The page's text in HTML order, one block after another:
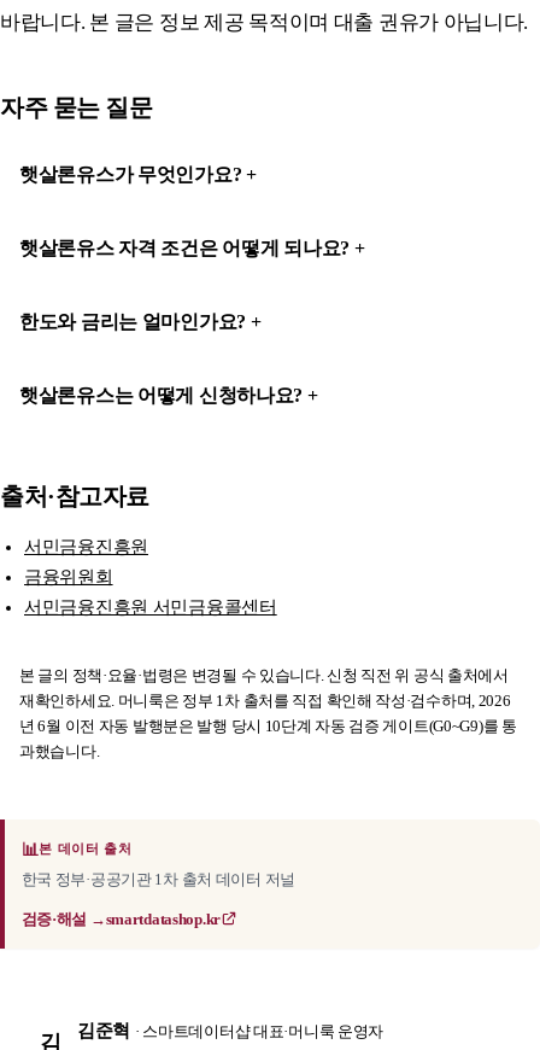
바랍니다. 본 글은 정보 제공 목적이며 대출 권유가 아닙니다.
자주 묻는 질문
햇살론유스가 무엇인가요?
햇살론유스 자격 조건은 어떻게 되나요?
한도와 금리는 얼마인가요?
햇살론유스는 어떻게 신청하나요?
출처·참고자료
서민금융진흥원
금융위원회
서민금융진흥원 서민금융콜센터
본 글의 정책·요율·법령은 변경될 수 있습니다. 신청 직전 위 공식 출처에서
재확인하세요. 머니룩은 정부 1차 출처를 직접 확인해 작성·검수하며, 2026
년 6월 이전 자동 발행분은 발행 당시 10단계 자동 검증 게이트(G0~G9)를 통
과했습니다.
📊본 데이터 출처
한국 정부·공공기관 1차 출처 데이터 저널
검증·해설 →smartdatashop.kr
김
김준혁 · 스마트데이터샵 대표·머니룩 운영자